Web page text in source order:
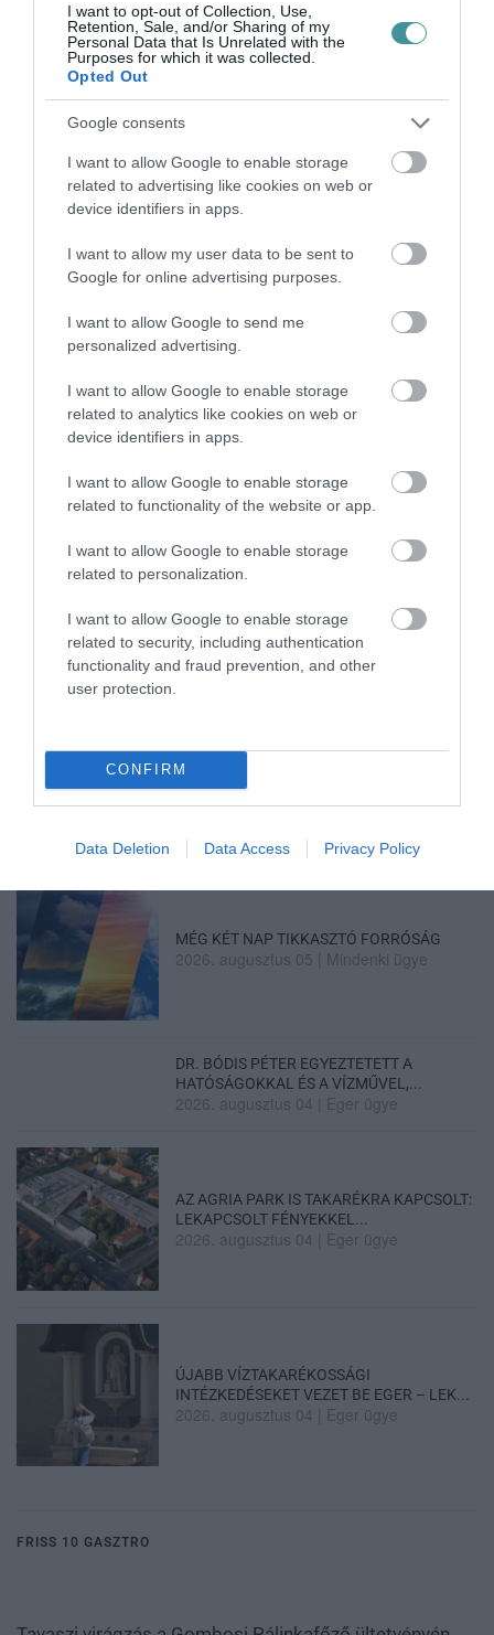
I want to opt-out of Collection, Use,
Retention, Sale, and/or Sharing of my
Personal Data that Is Unrelated with the
Purposes for which it was collected.
Opted Out
Google consents
I want to allow Google to enable storage
related to advertising like cookies on web or
device identifiers in apps.
I want to allow my user data to be sent to
Google for online advertising purposes.
I want to allow Google to send me
personalized advertising.
I want to allow Google to enable storage
related to analytics like cookies on web or
device identifiers in apps.
I want to allow Google to enable storage
related to functionality of the website or app.
I want to allow Google to enable storage
related to personalization.
I want to allow Google to enable storage
related to security, including authentication
functionality and fraud prevention, and other
user protection.
CONFIRM
Data Deletion Data Access Privacy Policy
„A NER-FELESÉGEK GYEREKKEL
BIZTOSÍTOTTÁK BE A PÉNZCSAPHOZ...
2026. augusztus 05|Mindenki ügye
SIOR: RAJZOK HAZA 98.
2026. augusztus 05
ÉJSZAKAI PERMETEZÉS KEZDŐDIK
EGERBEN A VADGESZTENYE- ÉS P...
KAPITÁNY: STABIL MARADT AZ ORSZÁG
ELLÁTÁSA, A TAKARÉKOSSÁ...
KÖZMÉDIÁSOK ÉVEKIG GYŰJTÖTTÉK A
2026. augusztus 05
MÉG KÉT NAP TIKKASZTÓ FORRÓSÁG
2026. augusztus 05 Mindenki ügye
DR. BÓDIS PÉTER EGYEZTETETT A
HATÓSÁGOKKAL ÉS A VÍZMŰVEL,...
2026. augusztus 04 Eger ügye
AZ AGRIA PARK IS TAKARÉKRA KAPCSOLT:
LEKAPCSOLT FÉNYEKKEL...
2026. augusztus 04 Eger ügye
ÚJABB VÍZTAKARÉKOSSÁGI
INTÉZKEDÉSEKET VEZET BE EGER – LEK...
2026. augusztus 04 Eger ügye
FRISS 10 GASZTRO